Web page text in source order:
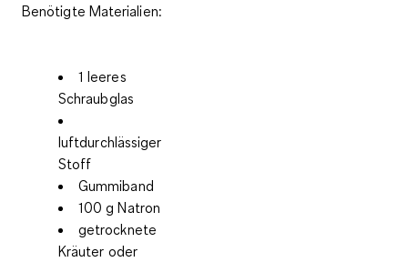
Benötigte Materialien:
1 leeres
Schraubglas
luftdurchlässiger
Stoff
Gummiband
100 g Natron
getrocknete
Kräuter oder